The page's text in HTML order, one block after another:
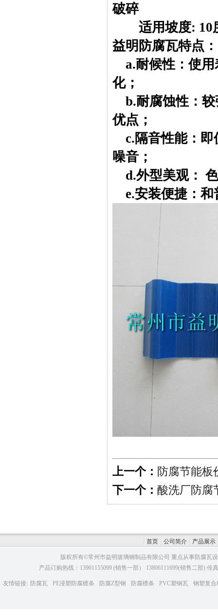
破碎
适用坡度:
益明防腐瓦特点：
a.耐候性：使用
化；
b.耐腐蚀性：较
优点；
c.隔音性能：即
噪音；
d.外型美观：
e.安装便捷：和
上一个： 防腐节能板
下一个： 酸洗厂防腐
首页 公司简介 产品展示
版权所有©常州市益明玻璃钢制品有限公司 重点从事防腐瓦
产品订购热线：13961155099 (销售一部） 13806111699(销售二部)
友情链接: 防腐瓦 PE浸塑防腐檩条 防腐Z型钢 防腐檩条 PVC塑钢瓦 钢塑复合